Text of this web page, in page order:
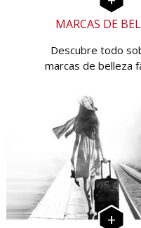
MARCAS DE
Descubre todo
marcas de belleza